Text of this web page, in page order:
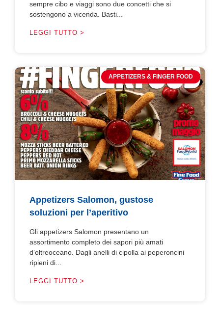
sempre cibo e viaggi sono due concetti che si
sostengono a vicenda. Basti...
LEGGI TUTTO >
APPETIZERS & FINGER FOOD
Appetizers Salomon, gustose
soluzioni per l’aperitivo
Gli appetizers Salomon presentano un
assortimento completo dei sapori più amati
d’oltreoceano. Dagli anelli di cipolla ai peperoncini
ripieni di...
LEGGI TUTTO >